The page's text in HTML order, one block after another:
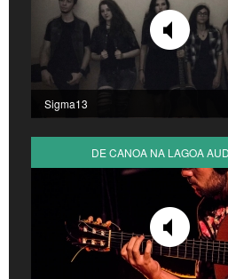
Sigma13
DE CANOA NA LAGOA